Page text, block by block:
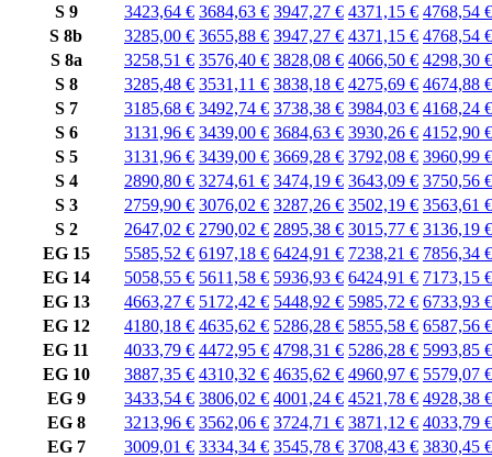
S 9
3423,64 € 3684,63 € 3947,27 € 4371,15 € 4768,54 €
S 8b
3285,00 € 3655,88 € 3947,27 € 4371,15 € 4768,54 €
S 8a
3258,51 € 3576,40 € 3828,08 € 4066,50 € 4298,30 €
S 8
3285,48 € 3531,11 € 3838,18 € 4275,69 € 4674,88 €
S 7
3185,68 € 3492,74 € 3738,38 € 3984,03 € 4168,24 €
S 6
3131,96 € 3439,00 € 3684,63 € 3930,26 € 4152,90 €
S 5
3131,96 € 3439,00 € 3669,28 € 3792,08 € 3960,99 €
S 4
2890,80 € 3274,61 € 3474,19 € 3643,09 € 3750,56 €
S 3
2759,90 € 3076,02 € 3287,26 € 3502,19 € 3563,61 €
S 2
2647,02 € 2790,02 € 2895,38 € 3015,77 € 3136,19 €
EG 15
5585,52 € 6197,18 € 6424,91 € 7238,21 € 7856,34 €
EG 14
5058,55 € 5611,58 € 5936,93 € 6424,91 € 7173,15 €
EG 13
4663,27 € 5172,42 € 5448,92 € 5985,72 € 6733,93 €
EG 12
4180,18 € 4635,62 € 5286,28 € 5855,58 € 6587,56 €
EG 11
4033,79 € 4472,95 € 4798,31 € 5286,28 € 5993,85 €
EG 10
3887,35 € 4310,32 € 4635,62 € 4960,97 € 5579,07 €
EG 9
3433,54 € 3806,02 € 4001,24 € 4521,78 € 4928,38 €
EG 8
3213,96 € 3562,06 € 3724,71 € 3871,12 € 4033,79 €
EG 7
3009,01 € 3334,34 € 3545,78 € 3708,43 € 3830,45 €